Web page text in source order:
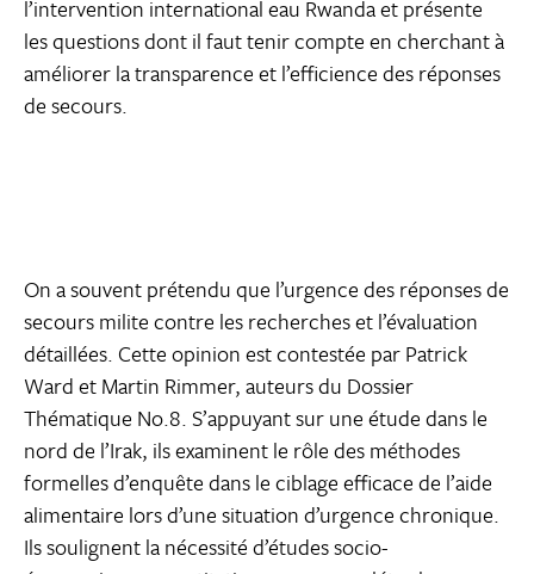
l’intervention international eau Rwanda et présente
les questions dont il faut tenir compte en cherchant à
améliorer la transparence et l’efficience des réponses
de secours.
On a souvent prétendu que l’urgence des réponses de
secours milite contre les recherches et l’évaluation
détaillées. Cette opinion est contestée par Patrick
Ward et Martin Rimmer, auteurs du Dossier
Thématique No.8. S’appuyant sur une étude dans le
nord de l’Irak, ils examinent le rôle des méthodes
formelles d’enquête dans le ciblage efficace de l’aide
alimentaire lors d’une situation d’urgence chronique.
Ils soulignent la nécessité d’études socio-